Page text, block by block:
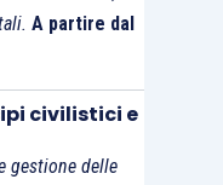
A partire dal
civilistici e
gestione delle